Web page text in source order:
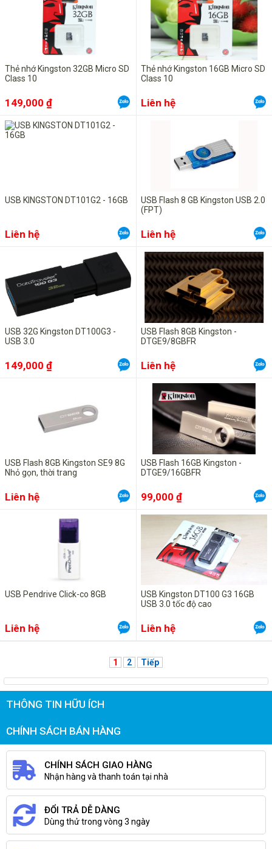
Thẻ nhớ Kingston 32GB Micro SD
Class 10
149,000 ₫
Thẻ nhớ Kingston 16GB Micro SD
Class 10
Liên hệ
USB KINGSTON DT101G2 - 16GB
Liên hệ
USB Flash 8 GB Kingston USB 2.0
(FPT)
Liên hệ
USB 32G Kingston DT100G3 -
USB 3.0
149,000 ₫
USB Flash 8GB Kingston -
DTGE9/8GBFR
Liên hệ
USB Flash 8GB Kingston SE9 8G
Nhỏ gọn, thời trang
Liên hệ
USB Flash 16GB Kingston -
DTGE9/16GBFR
99,000 ₫
USB Pendrive Click-co 8GB
Liên hệ
USB Kingston DT100 G3 16GB
USB 3.0 tốc độ cao
Liên hệ
1 2 Tiếp
THÔNG TIN HỮU ÍCH
CHÍNH SÁCH BÁN HÀNG
CHÍNH SÁCH GIAO HÀNG
Nhận hàng và thanh toán tại nhà
ĐỔI TRẢ DỄ DÀNG
Dùng thử trong vòng 3 ngày